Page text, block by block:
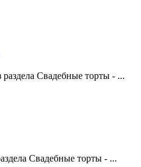
Свадебные торты - ...
Свадебные торты - ...